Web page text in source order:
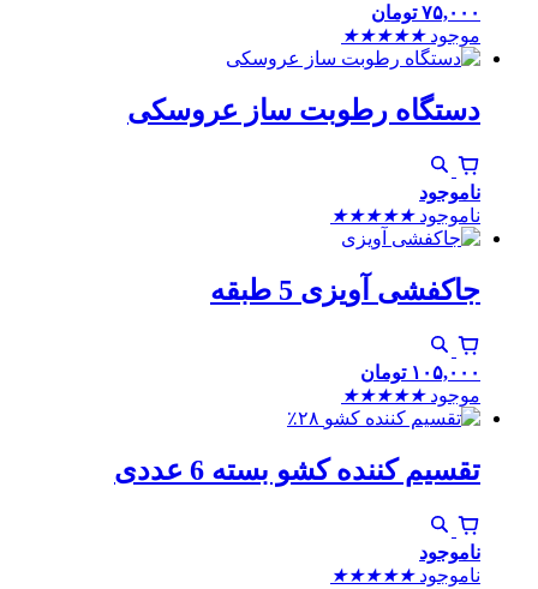
۷۵,۰۰۰ تومان
موجود ★
★
★
★
★
دستگاه رطوبت ساز عروسکی
ناموجود
ناموجود ★
★
★
★
★
جاکفشی آویزی 5 طبقه
۱۰۵,۰۰۰ تومان
موجود ★
★
★
★
★
٪۲۸
تقسیم کننده کشو بسته 6 عددی
ناموجود
ناموجود ★
★
★
★
★